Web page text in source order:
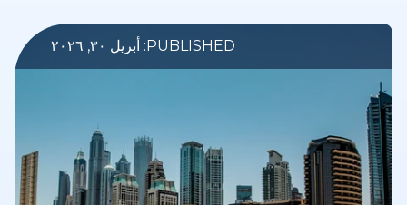
PUBLISHED: أبريل ٣٠, ٢٠٢٦